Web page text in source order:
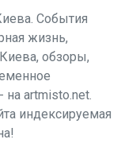
События
жизнь,
обзоры,
на artmisto.net.
индексируемая